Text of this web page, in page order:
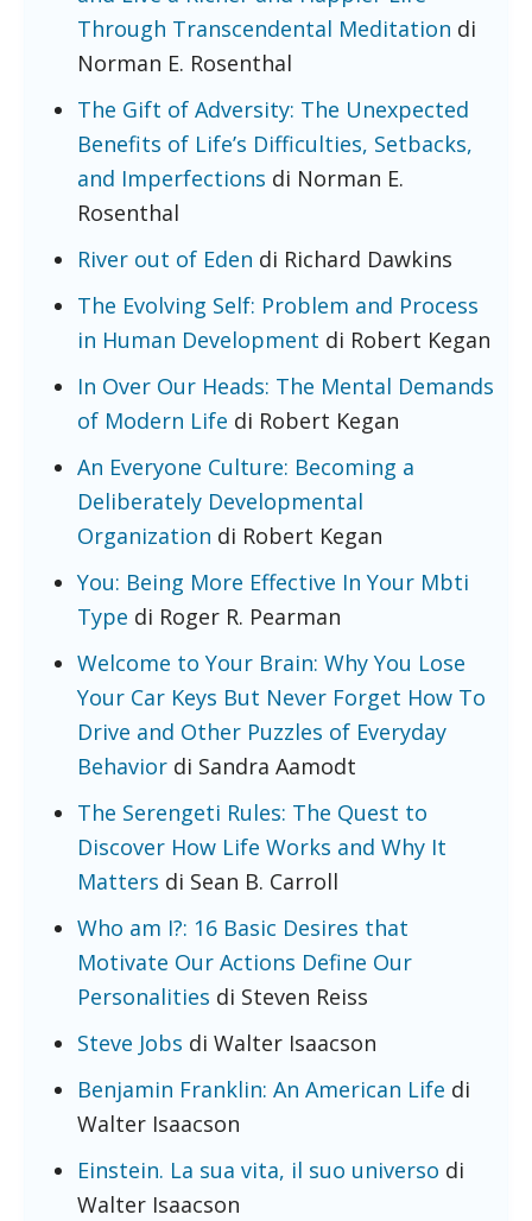
Through Transcendental Meditation di
Norman E. Rosenthal
The Gift of Adversity: The Unexpected
Benefits of Life’s Difficulties, Setbacks,
and Imperfections di Norman E.
Rosenthal
River out of Eden di Richard Dawkins
The Evolving Self: Problem and Process
in Human Development di Robert Kegan
In Over Our Heads: The Mental Demands
of Modern Life di Robert Kegan
An Everyone Culture: Becoming a
Deliberately Developmental
Organization di Robert Kegan
You: Being More Effective In Your Mbti
Type di Roger R. Pearman
Welcome to Your Brain: Why You Lose
Your Car Keys But Never Forget How To
Drive and Other Puzzles of Everyday
Behavior di Sandra Aamodt
The Serengeti Rules: The Quest to
Discover How Life Works and Why It
Matters di Sean B. Carroll
Who am I?: 16 Basic Desires that
Motivate Our Actions Define Our
Personalities di Steven Reiss
Steve Jobs di Walter Isaacson
Benjamin Franklin: An American Life di
Walter Isaacson
Einstein. La sua vita, il suo universo di
Walter Isaacson